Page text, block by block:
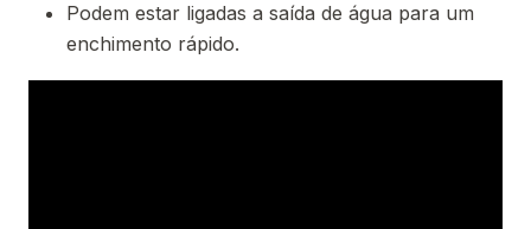
Podem estar ligadas a saída de água para um
enchimento rápido.